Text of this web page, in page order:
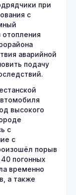
при
с
отопления
аварийной
подачу
высокого
с
с
порыв
погонных
временно
а также